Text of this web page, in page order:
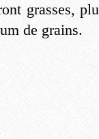
grasses,
de grains.